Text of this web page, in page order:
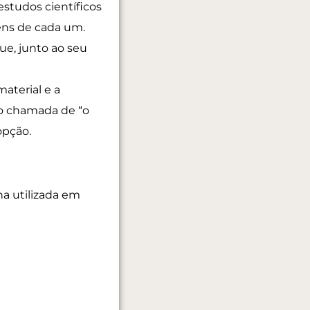
científicos
de cada um.
junto ao seu
e a
chamada de “o
utilizada em